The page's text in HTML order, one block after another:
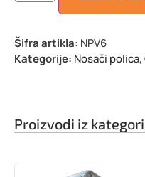
Šifra artikla: NPV6
Kategorije: Nosači polica,
Proizvodi iz